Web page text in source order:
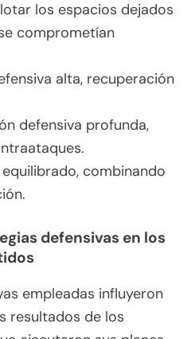
los espacios dejados
comprometían
alta, recuperación
defensiva profunda,
combinando
defensivas en los
empleadas influyeron
resultados de los